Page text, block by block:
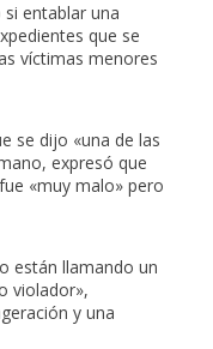
entablar una
que se
víctimas menores
se dijo «una de las
expresó que
«muy malo» pero
están llamando un
violador»,
y una